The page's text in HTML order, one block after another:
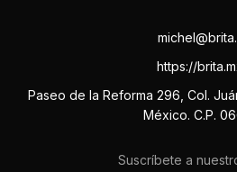
https://
Paseo de la Reforma 296, Col.
México. C.P.
Suscríbete a